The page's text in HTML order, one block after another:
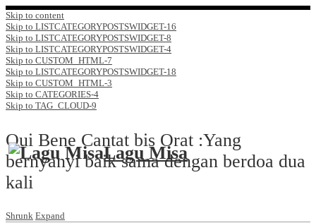
Skip to content
Skip to LISTCATEGORYPOSTSWIDGET-16
Skip to LISTCATEGORYPOSTSWIDGET-8
Skip to LISTCATEGORYPOSTSWIDGET-4
Skip to CUSTOM_HTML-7
Skip to LISTCATEGORYPOSTSWIDGET-18
Skip to CUSTOM_HTML-3
Skip to CATEGORIES-4
Skip to TAG_CLOUD-9
Lagu Misa
Qui Bene Cantat bis Orat :Yang
bernyanyi baik sama dengan berdoa dua
kali
Shrunk Expand